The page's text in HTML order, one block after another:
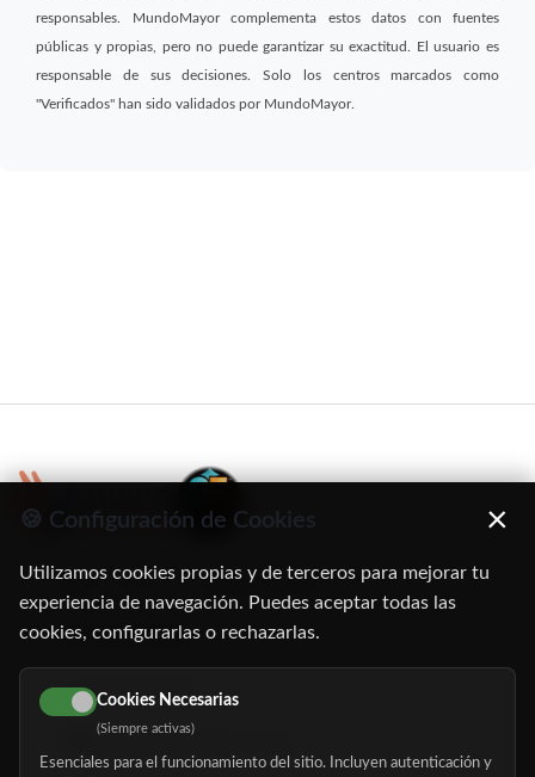
responsables. MundoMayor complementa estos datos con fuentes
públicas y propias, pero no puede garantizar su exactitud. El usuario es
responsable de sus decisiones. Solo los centros marcados como
"Verificados" han sido validados por MundoMayor.
C/ Oruro, 11. 28016 Madrid
91 345 06 26
616 113 103
hola@mundomayor.com
🍪 Configuración de Cookies ×
Utilizamos cookies propias y de terceros para mejorar tu
experiencia de navegación. Puedes aceptar todas las
cookies, configurarlas o rechazarlas.
Cookies Necesarias
(Siempre activas)
Esenciales para el funcionamiento del sitio. Incluyen autenticación y